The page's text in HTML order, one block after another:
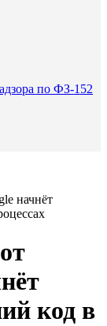
по ФЗ-152
начнёт
код в